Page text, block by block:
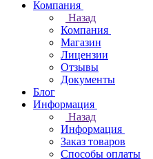
Компания
Назад
Компания
Магазин
Лицензии
Отзывы
Документы
Блог
Информация
Назад
Информация
Заказ товаров
Способы оплаты